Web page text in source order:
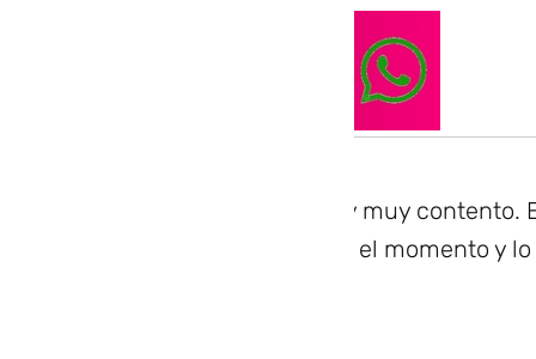
La verdad es que estoy muy contento.
pero, por suerte, se dio el momento y